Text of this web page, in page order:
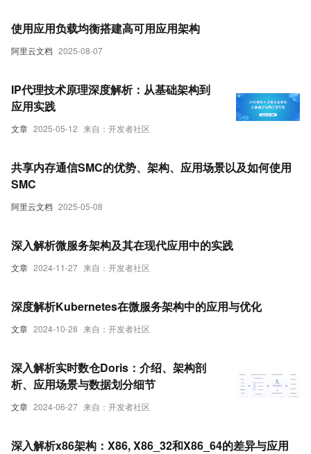
阿里云文档 2025-08-07
使用应用负载均衡搭建高可用应用架构
文章 2025-05-12 来自：开发者社区
IP代理技术原理深度解析：从基础架构到
应用实践
阿里云文档 2025-05-08
共享内存通信SMC的优势、架构、应用场景以及如何使用
SMC
文章 2024-11-27 来自：开发者社区
深入解析微服务架构及其在现代应用中的实践
文章 2024-10-28 来自：开发者社区
深度解析Kubernetes在微服务架构中的应用与优化
文章 2024-06-27 来自：开发者社区
深入解析实时数仓Doris：介绍、架构剖
析、应用场景与数据划分细节
深入解析x86架构：X86, X86_32和X86_64的差异与应用